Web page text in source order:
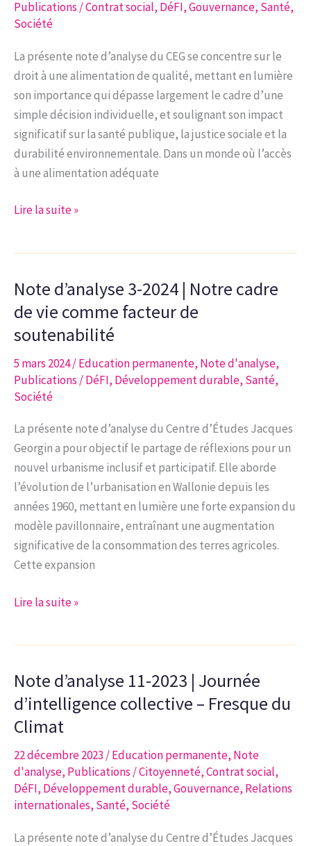
à
prévention
et
la
lutte
contre
la
maltraitance
dans
Publications/Contrat social, DéFI,Gouvernance, Santé,
Société
La présente note d’analyse du CEG se concentre sur le
droit à une alimentation de qualité, mettant en lumière
son importance qui dépasse largement le cadre d’une
simple décision individuelle, et soulignant son impact
significatif sur la santé publique, la justice sociale et la
durabilité environnementale. Dans un monde où l’accès
à une alimentation adéquate
Note
|
Le
à
l’alimentation
de
qualité
Lire la suite »
Note d’analyse 3-2024 | Notre cadre
de vie comme facteur de
soutenabilité
5 mars 2024/Education permanente, Note d'analyse,
Publications /DéFI, Développement durable, Santé,
Société
La présente note d’analyse du Centre d’Études Jacques
Georgin a pour objectif le partage de réflexions pour un
nouvel urbanisme inclusif et participatif. Elle aborde
l’évolution de l’urbanisation en Wallonie depuis les
années 1960, mettant en lumière une forte expansion du
modèle pavillonnaire, entraînant une augmentation
significative de la consommation des terres agricoles.
Cette expansion
Note
|
Notre
cadre
de
vie
comme
facteur
soutenabilité
Lire la suite »
Note d’analyse 11-2023 | Journée
d’intelligence collective – Fresque du
Climat
22 décembre 2023/Education permanente, Note
d'analyse, Publications/Citoyenneté,Contrat social,
DéFI, Développement durable,Gouvernance, Relations
internationales, Santé, Société
La présente note d’analyse du Centre d’Études Jacques